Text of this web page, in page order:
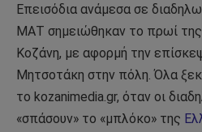
Επεισόδια ανάμεσα σε
ΜΑΤ σημειώθηκαν το πρωί
Κοζάνη, με αφορμή την
Μητσοτάκη στην πόλη. Όλα
το kozanimedia.gr, όταν οι
«σπάσουν» το «μπλόκο» της